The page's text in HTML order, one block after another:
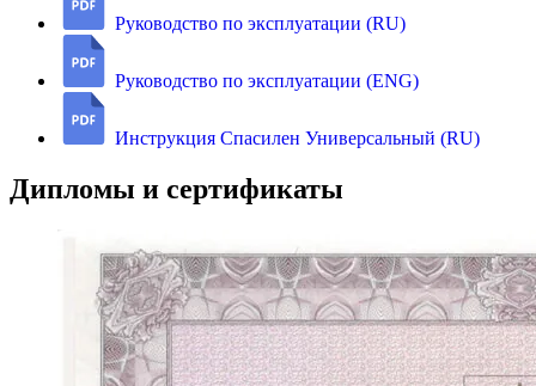
Руководство по эксплуатации (RU)
Руководство по эксплуатации (ENG)
Инструкция Спасилен Универсальный (RU)
Дипломы и сертификаты